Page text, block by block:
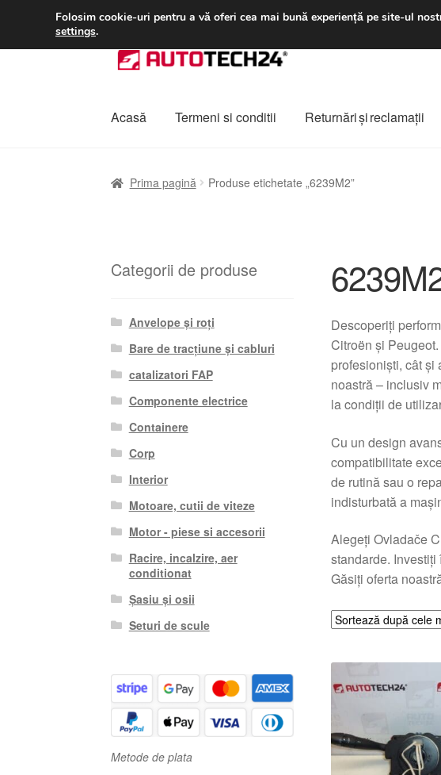
LIVRARE de la 33 lei
Sari
la
Sari
la
Acasă Termeni si conditii Returnări şi reclamații
Prima pagină Produse etichetate „6239M2”
Descoperiți
Citroën și
profesioniști, cât
noastră – inclusiv
la condiții de
Cu un design
compatibilitate
de rutină sau o
indisturbată a
Alegeți Ovladače
standarde.
Găsiți oferta
Categorii de produse
Anvelope și roți
Bare de tracțiune și cabluri
catalizatori FAP
Componente electrice
Containere
Corp
Interior
Motoare, cutii de viteze
Motor - piese si accesorii
Racire, incalzire, aer
conditionat
Șasiu și osii
Seturi de scule
Metode de plata
Folosim cookie-uri pentru a vă oferi cea mai bună experiență pe site-ul
settings.